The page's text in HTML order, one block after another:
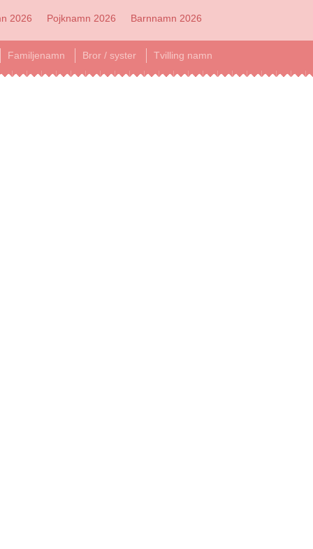
2026 Pojknamn 2026 Barnnamn 2026
Familjenamn Bror / syster Tvilling namn